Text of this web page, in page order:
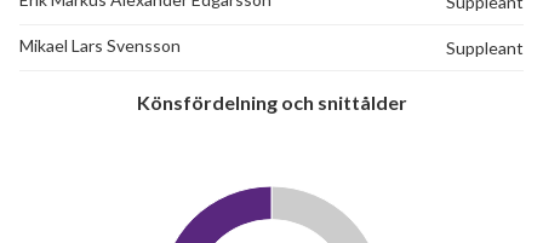
Mikael Lars Svensson Suppleant
Könsfördelning och snittålder